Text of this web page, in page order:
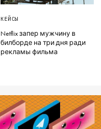
КЕЙСЫ
Netflix запер мужчину в
билборде на три дня ради
рекламы фильма